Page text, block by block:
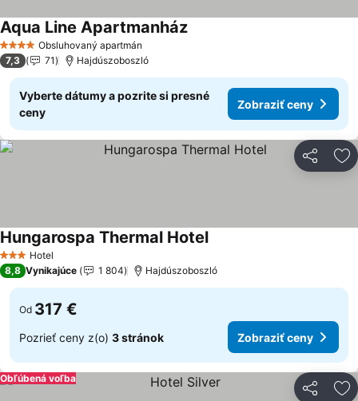
4 Počet hviezdičiek
Obsluhovaný apartmán
Aqua Line Apartmanház
7,3 71 Hajdúszoboszló
Vyberte dátumy a pozrite si presné
ceny
Zobraziť ceny
Zdieľať
3 Počet hviezdičiek
Hotel
Hungarospa Thermal Hotel
8,8 Vynikajúce 1 804 Hajdúszoboszló
Od 317 €
Pozrieť ceny z(o) 3 stránok Zobraziť ceny
Zdieľať
Obľúbená voľba